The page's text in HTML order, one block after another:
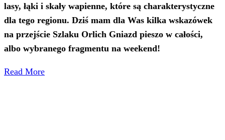
lasy, łąki i skały wapienne, które są charakterystyczne
dla tego regionu. Dziś mam dla Was kilka wskazówek
na przejście Szlaku Orlich Gniazd pieszo w całości,
albo wybranego fragmentu na weekend!
Read More